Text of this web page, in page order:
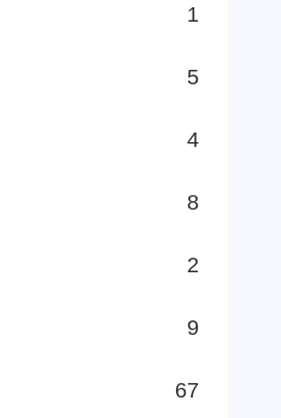
1
5
4
8
2
9
67